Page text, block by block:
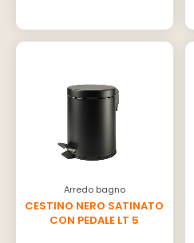
Arredo bagno
CESTINO NERO SATINATO
CON PEDALE LT 5